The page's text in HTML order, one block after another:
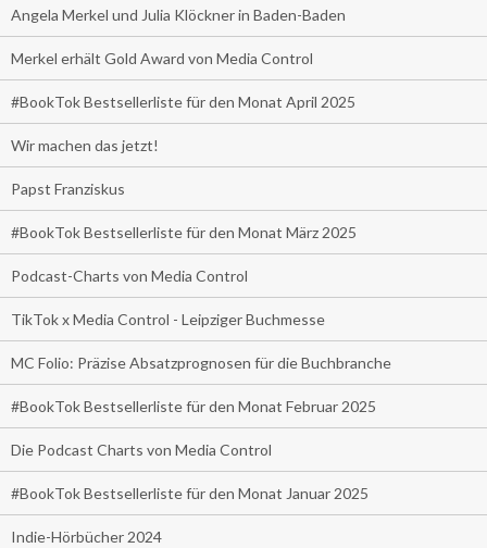
Angela Merkel und Julia Klöckner in Baden-Baden
Merkel erhält Gold Award von Media Control
#BookTok Bestsellerliste für den Monat April 2025
Wir machen das jetzt!
Papst Franziskus
#BookTok Bestsellerliste für den Monat März 2025
Podcast-Charts von Media Control
TikTok x Media Control - Leipziger Buchmesse
MC Folio: Präzise Absatzprognosen für die Buchbranche
#BookTok Bestsellerliste für den Monat Februar 2025
Die Podcast Charts von Media Control
#BookTok Bestsellerliste für den Monat Januar 2025
Indie-Hörbücher 2024